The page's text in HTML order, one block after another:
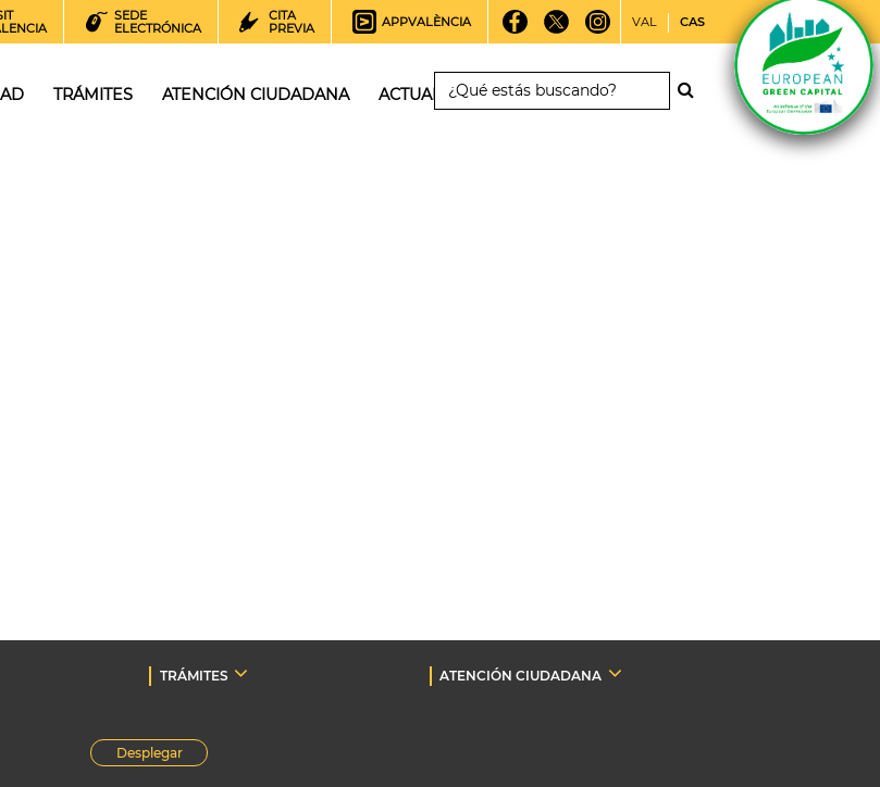
SEDE
ELECTRÓNICA
CITA
PREVIA
APPVALÈNCIA VAL CAS
TRÁMITES ATENCIÓN CIUDADANA ACTUALIDAD
TRÁMITES
ATENCIÓN CIUDADANA
Desplegar